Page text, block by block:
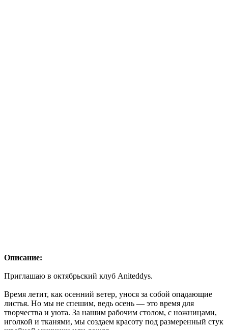
Описание:
Приглашаю в октябрьский клуб Aniteddys.
Время летит, как осенний ветер, унося за собой опадающие
листья. Но мы не спешим, ведь осень — это время для
творчества и уюта. За нашим рабочим столом, с ножницами,
иголкой и тканями, мы создаем красоту под размеренный стук